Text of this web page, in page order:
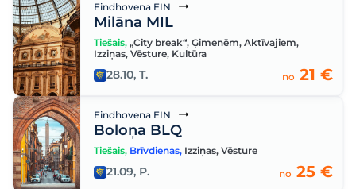
Eindhovena EIN
Milāna MIL
Tiešais, „City break“, Ģimenēm, Aktīvajiem,
Izziņas, Vēsture, Kultūra
28.10, T. no 21 €
Eindhovena EIN
Boloņa BLQ
Tiešais, Brīvdienas, Izziņas, Vēsture
21.09, P. no 25 €